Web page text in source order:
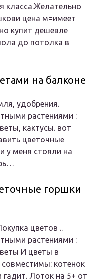
класса.Желательно
цена м=имеет
купит дешевле
до потолка в
на балконе
удобрения.
растениями :
кактусы. вот
цветочные
у меня стояли на
горшки
цветов ..
растениями :
И цветы в
котенок
гадит. Лоток на 5+ от